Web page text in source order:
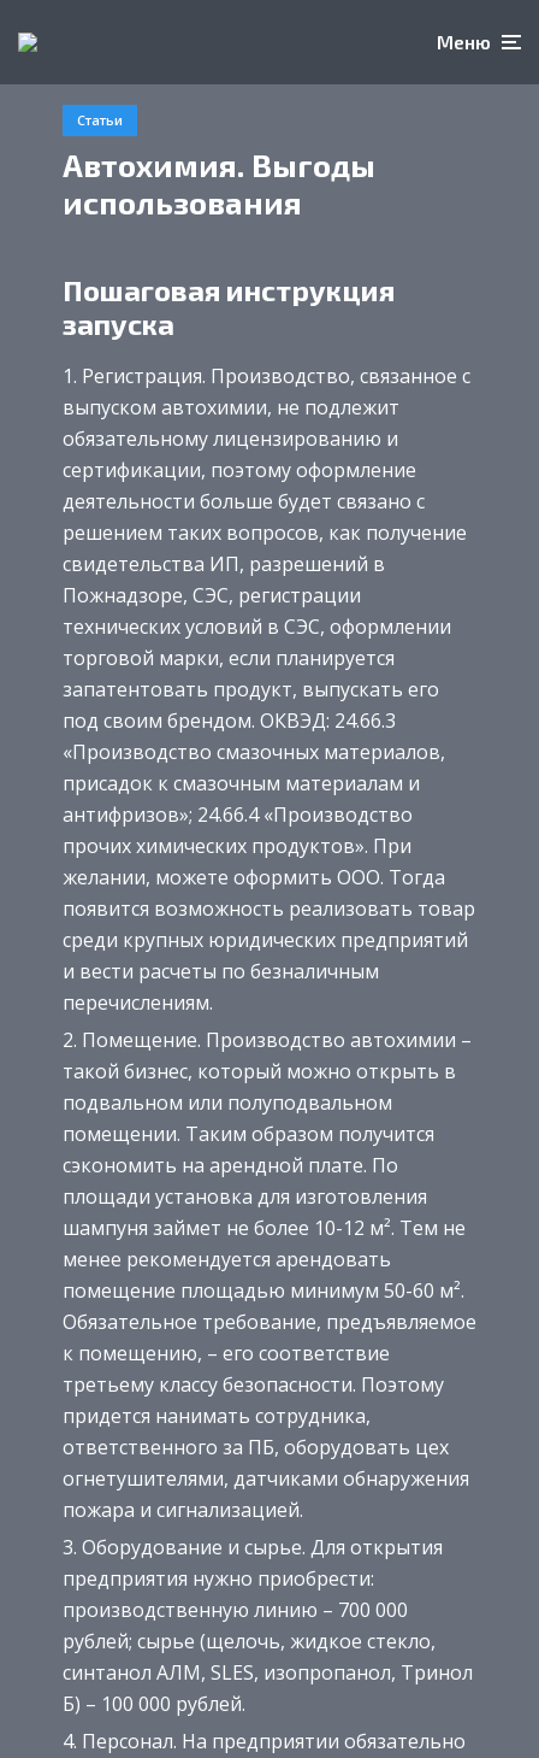
Меню
Статьи
Автохимия. Выгоды
использования
Пошаговая инструкция
запуска
Регистрация. Производство, связанное с
выпуском автохимии, не подлежит
обязательному лицензированию и
сертификации, поэтому оформление
деятельности больше будет связано с
решением таких вопросов, как получение
свидетельства ИП, разрешений в
Пожнадзоре, СЭС, регистрации
технических условий в СЭС, оформлении
торговой марки, если планируется
запатентовать продукт, выпускать его
под своим брендом. ОКВЭД: 24.66.3
«Производство смазочных материалов,
присадок к смазочным материалам и
антифризов»; 24.66.4 «Производство
прочих химических продуктов». При
желании, можете оформить ООО. Тогда
появится возможность реализовать товар
среди крупных юридических предприятий
и вести расчеты по безналичным
перечислениям.
Помещение. Производство автохимии –
такой бизнес, который можно открыть в
подвальном или полуподвальном
помещении. Таким образом получится
сэкономить на арендной плате. По
площади установка для изготовления
шампуня займет не более 10-12 м². Тем не
менее рекомендуется арендовать
помещение площадью минимум 50-60 м².
Обязательное требование, предъявляемое
к помещению, – его соответствие
третьему классу безопасности. Поэтому
придется нанимать сотрудника,
ответственного за ПБ, оборудовать цех
огнетушителями, датчиками обнаружения
пожара и сигнализацией.
Оборудование и сырье. Для открытия
предприятия нужно приобрести:
производственную линию – 700 000
рублей; сырье (щелочь, жидкое стекло,
синтанол АЛМ, SLES, изопропанол, Тринол
Б) – 100 000 рублей.
Персонал. На предприятии обязательно